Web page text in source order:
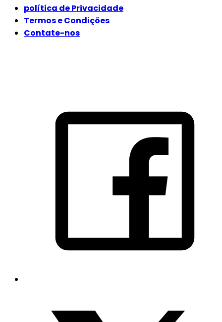
política de Privacidade
Termos e Condições
Contate-nos